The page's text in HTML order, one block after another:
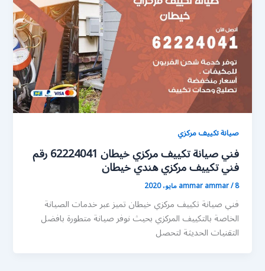
صيانة تكييف مركزي
فني صيانة تكييف مركزي خيطان 62224041 رقم
فني تكييف مركزي هندي خيطان
ammar ammar/8 مايو، 2020
فني صيانة تكييف مركزي خيطان تميز عبر خدمات الصيانة
الخاصة بالتكييف المركزي بحيث نوفر صيانة متطورة بافضل
التقنيات الحديثة لتحصل